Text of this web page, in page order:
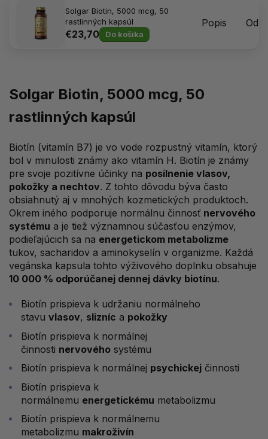
Solgar Biotin, 5000 mcg, 50
rastlinných kapsúl
€23,70 Do košíka
Popis
Solgar Biotin, 5000 mcg, 50
rastlinných kapsúl
Biotín (vitamín B7) je vo vode rozpustný vitamín, ktorý
bol v minulosti známy ako vitamín H. Biotín je známy
pre svoje pozitívne účinky na posilnenie vlasov,
pokožky a nechtov. Z tohto dôvodu býva často
obsiahnutý aj v mnohých kozmetických produktoch.
Okrem iného podporuje normálnu činnosť nervového
systému a je tiež významnou súčasťou enzýmov,
podieľajúcich sa na energetickom metabolizme
tukov, sacharidov a aminokyselín v organizme. Každá
vegánska kapsula tohto výživového doplnku obsahuje
10 000 % odporúčanej dennej dávky biotínu.
Biotín prispieva k udržaniu normálneho
stavu vlasov, slizníc a pokožky
Biotín prispieva k normálnej
činnosti nervového systému
Biotín prispieva k normálnej psychickej činnosti
Biotín prispieva k
normálnemu energetickému metabolizmu
Biotín prispieva k normálnemu
metabolizmu makroživín